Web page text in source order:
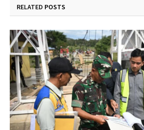
RELATED POSTS